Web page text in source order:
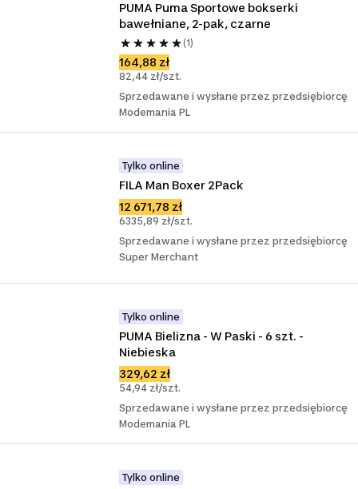
PUMA Puma Sportowe bokserki
bawełniane, 2-pak, czarne
(1)
164,88 zł
82,44 zł/szt.
Sprzedawane i wysłane przez przedsiębiorcę
Modemania PL
Tylko online
FILA Man Boxer 2Pack
12 671,78 zł
6335,89 zł/szt.
Sprzedawane i wysłane przez przedsiębiorcę
Super Merchant
Tylko online
PUMA Bielizna - W Paski - 6 szt. -
Niebieska
329,62 zł
54,94 zł/szt.
Sprzedawane i wysłane przez przedsiębiorcę
Modemania PL
Tylko online